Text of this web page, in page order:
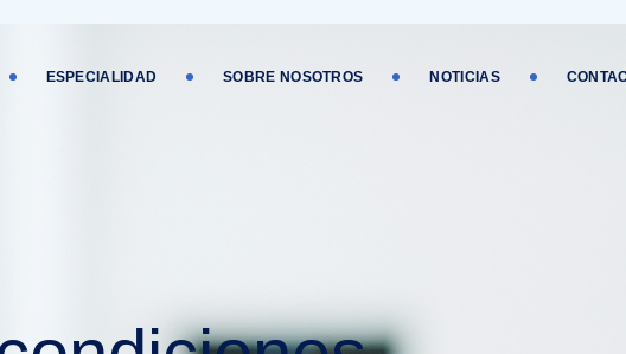
ESPECIALIDAD SOBRE NOSOTROS NOTICIAS